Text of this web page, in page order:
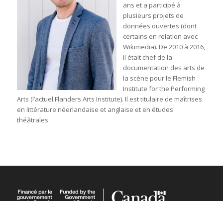
ans et a participé à
plusieurs projets de
données ouvertes (dont
certains en relation avec
Wikimedia). De 2010 à 2016,
il était chef de la
documentation des arts de
la scène pour le Flemish
Institute for the Performing
Arts (l’actuel Flanders Arts Institute). Il est titulaire de maîtrises
en littérature néerlandaise et anglaise et en études
théâtrales.